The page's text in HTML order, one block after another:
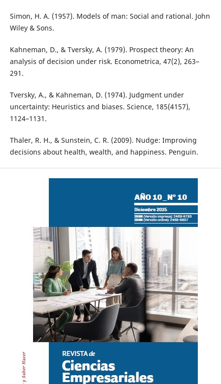
Simon, H. A. (1957). Models of man: Social and rational. John
Wiley & Sons.
Kahneman, D., & Tversky, A. (1979). Prospect theory: An
analysis of decision under risk. Econometrica, 47(2), 263–
291.
Tversky, A., & Kahneman, D. (1974). Judgment under
uncertainty: Heuristics and biases. Science, 185(4157),
1124–1131.
Thaler, R. H., & Sunstein, C. R. (2009). Nudge: Improving
decisions about health, wealth, and happiness. Penguin.